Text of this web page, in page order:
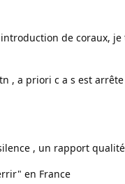
de coraux,
, a priori c a s est
, un rapport
en France